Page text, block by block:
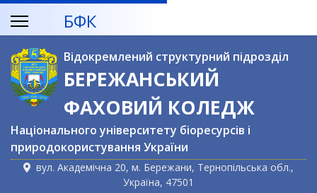
БФК
Відокремлений структурний підрозділ
БЕРЕЖАНСЬКИЙ
ФАХОВИЙ КОЛЕДЖ
Національного університету біоресурсів і
природокористування України
вул. Академічна 20, м. Бережани, Тернопільська обл.,
Україна, 47501